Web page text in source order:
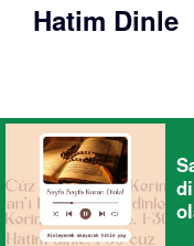
Hatim Dinle